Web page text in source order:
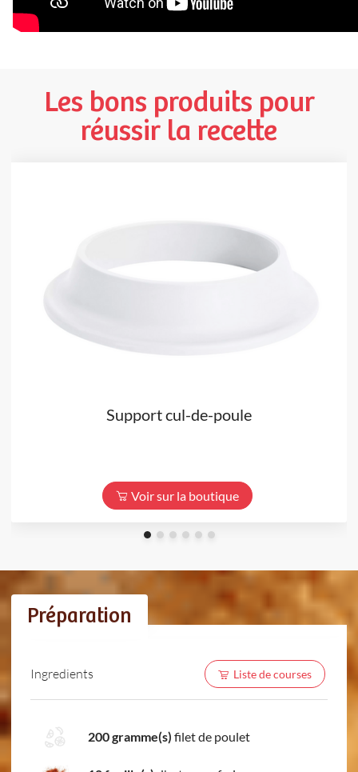
Les bons produits pour
réussir la recette
Support cul-de-poule
Voir sur la boutique
Préparation
Ingredients Liste de courses
200 gramme(s) filet de poulet